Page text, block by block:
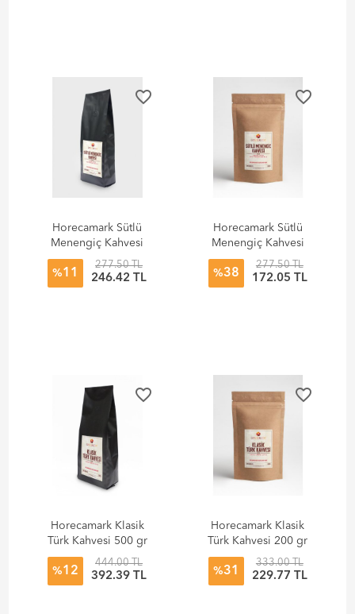
favorite_border
Horecamark Sütlü
Menengiç Kahvesi
500 gr
%11
277.50 TL
246.42 TL
favorite_border
Horecamark Sütlü
Menengiç Kahvesi
200 gr
%38
277.50 TL
172.05 TL
favorite_border
Horecamark Klasik
Türk Kahvesi 500 gr
%12
444.00 TL
392.39 TL
favorite_border
Horecamark Klasik
Türk Kahvesi 200 gr
%31
333.00 TL
229.77 TL